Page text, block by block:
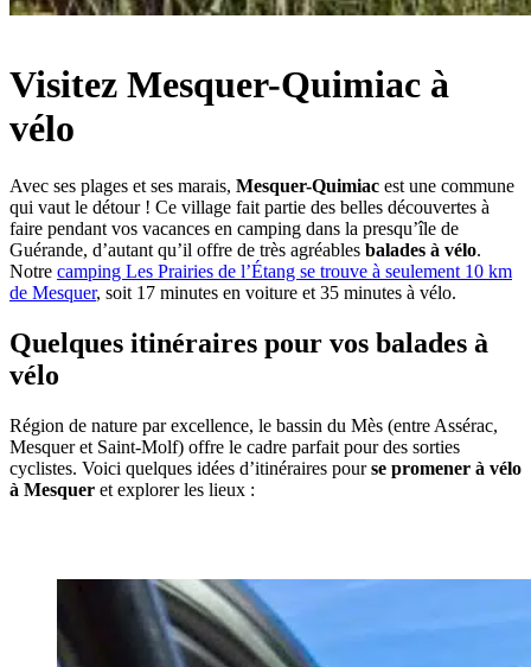
Visitez Mesquer-Quimiac à
vélo
Avec ses plages et ses marais, Mesquer-Quimiac est une commune
qui vaut le détour ! Ce village fait partie des belles découvertes à
faire pendant vos vacances en camping dans la presqu’île de
Guérande, d’autant qu’il offre de très agréables balades à vélo.
Notre camping Les Prairies de l’Étang se trouve à seulement 10 km
de Mesquer, soit 17 minutes en voiture et 35 minutes à vélo.
Quelques itinéraires pour vos balades à
vélo
Région de nature par excellence, le bassin du Mès (entre Assérac,
Mesquer et Saint-Molf) offre le cadre parfait pour des sorties
cyclistes. Voici quelques idées d’itinéraires pourse promener à vélo
à Mesquer et explorer les lieux :